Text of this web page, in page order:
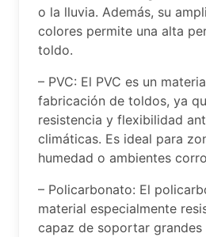
o la lluvia. Además, su
colores permite una alta
toldo.
– PVC: El PVC es un
fabricación de toldos, ya
resistencia y flexibilidad
climáticas. Es ideal para
humedad o ambientes
– Policarbonato: El
material especialmente
capaz de soportar grandes